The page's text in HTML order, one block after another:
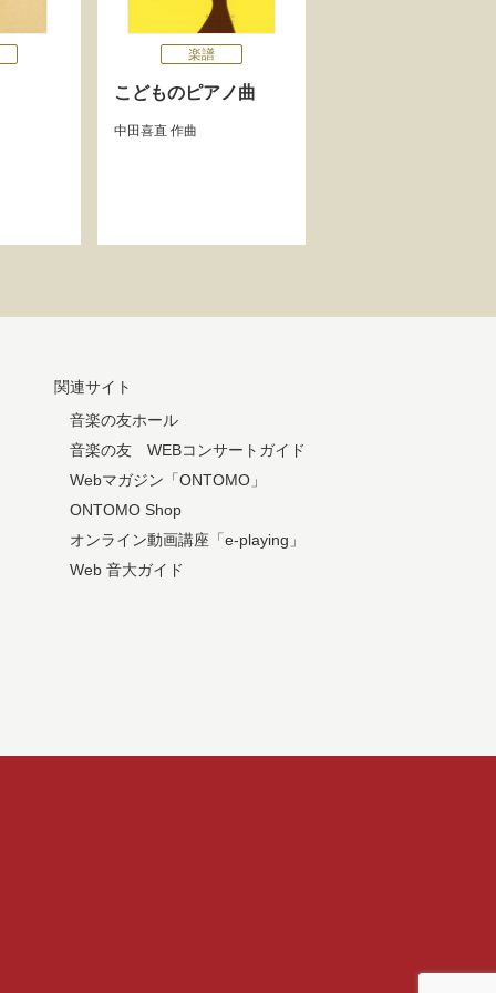
楽譜
こどものピアノ曲
中田喜直 作曲
関連サイト
音楽の友ホール
音楽の友 WEBコンサートガイド
Webマガジン「ONTOMO」
ONTOMO Shop
オンライン動画講座「e-playing」
Web 音大ガイド